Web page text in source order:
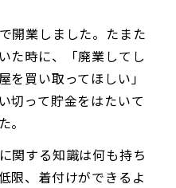
開業しました。たまた
た時に、「廃業してし
を買い取ってほしい」
切って貯金をはたいて
関する知識は何も持ち
限、着付けができるよ